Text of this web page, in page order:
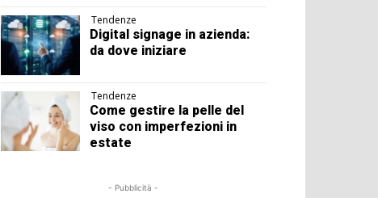
Tendenze
Digital signage in azienda:
da dove iniziare
Tendenze
Come gestire la pelle del
viso con imperfezioni in
estate
- Pubblicità -